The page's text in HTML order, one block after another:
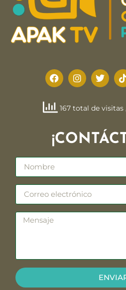
167 total de visitas